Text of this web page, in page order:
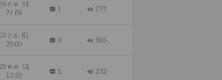
29 ก.ค. 61
21:09
1 272
ก.ย. 61
20:00
4 365
29 ต.ค. 61
13:29
1 232